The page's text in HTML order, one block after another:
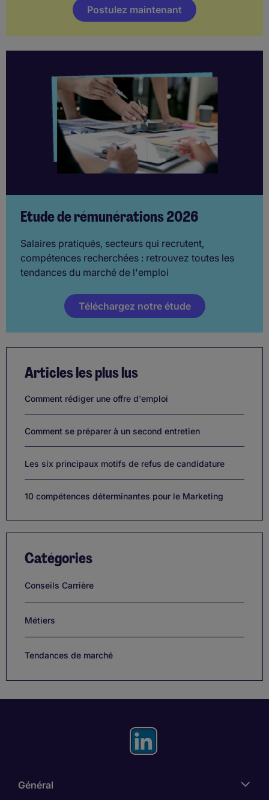
Postulez maintenant
Etude de rémunérations 2026
Salaires pratiqués, secteurs qui recrutent,
compétences recherchées : retrouvez toutes les
tendances du marché de l'emploi
Téléchargez notre étude
Articles les plus lus
Comment rédiger une offre d'emploi
Comment se préparer à un second entretien
Les six principaux motifs de refus de candidature
10 compétences déterminantes pour le Marketing
Catégories
Conseils Carrière
Métiers
Tendances de marché
Général